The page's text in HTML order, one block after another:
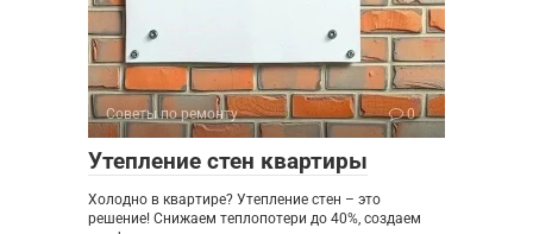
Советы по ремонту 0
Утепление стен квартиры
Холодно в квартире? Утепление стен – это
решение! Снижаем теплопотери до 40%, создаем